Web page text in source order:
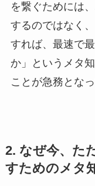
を繋ぐためには
するのではなく
すれば、最速で
か」というメタ
ことが急務となっ
2. なぜ今、た
すためのメタ